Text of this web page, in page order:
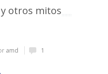
otros mitos
amd
1